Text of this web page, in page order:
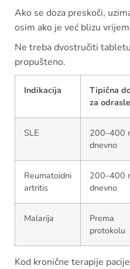
Ako se doza preskoči,
osim ako je već blizu
Ne treba dvostručiti
propušteno.
Indikacija
Tipična
za odrasle
SLE
200–400
dnevno
Reumatoidni
artritis
200–400
dnevno
Malarija
Prema
protokolu
Kod kronične terapije